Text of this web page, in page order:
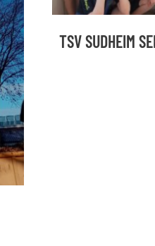
TSV SUDHEIM